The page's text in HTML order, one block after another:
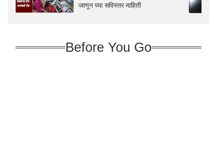
जाणून घ्या सविस्तर माहिती
Before You Go